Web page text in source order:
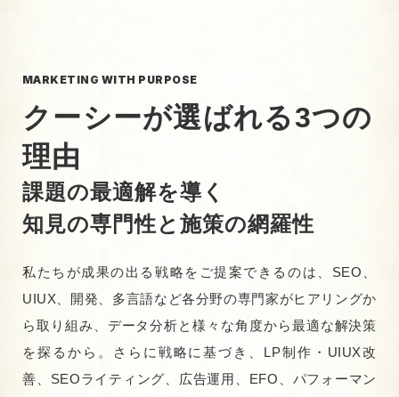
MARKETING WITH PURPOSE
クーシーが選ばれる3つの
理由
課題の最適解を導く
知見の専門性と施策の網羅性
私たちが成果の出る戦略をご提案できるのは、SEO、
UIUX、開発、多言語など各分野の専門家がヒアリングか
ら取り組み、データ分析と様々な角度から最適な解決策
を探るから。さらに戦略に基づき、LP制作・UIUX改
善、SEOライティング、広告運用、EFO、パフォーマン